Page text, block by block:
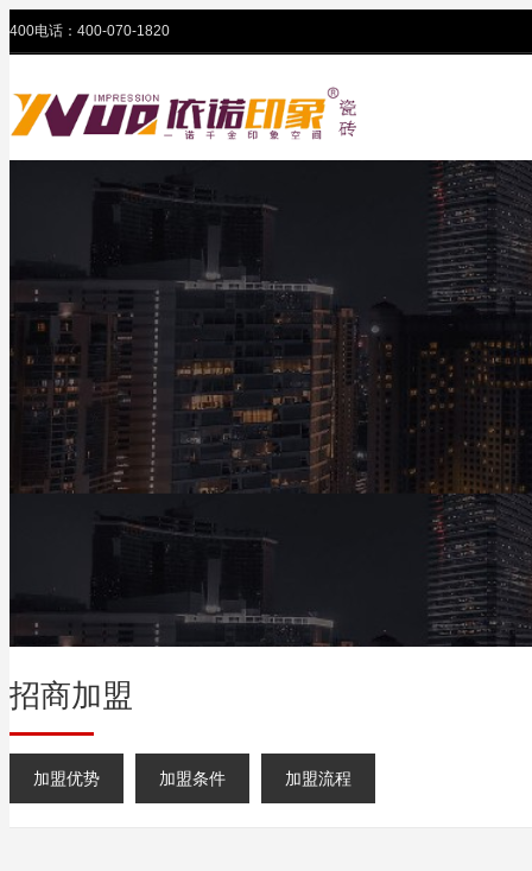
400电话：400-070-1820
招商加盟
加盟优势 加盟条件 加盟流程